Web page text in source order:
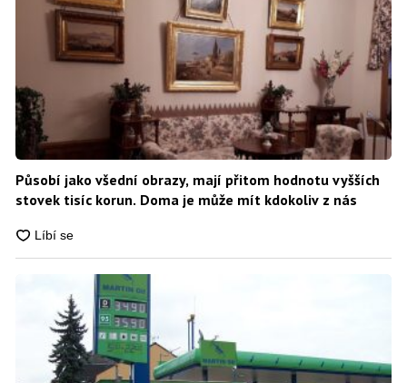
Působí jako všední obrazy, mají přitom hodnotu vyšších
stovek tisíc korun. Doma je může mít kdokoliv z nás